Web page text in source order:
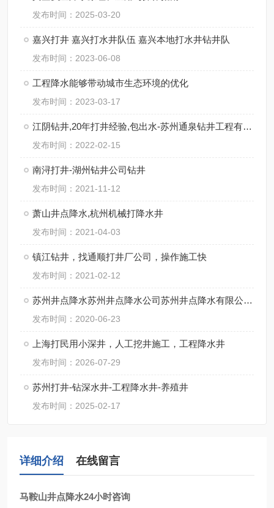
发布时间：2025-03-20
嘉兴打井 嘉兴打水井队伍 嘉兴本地打水井钻井队
发布时间：2023-06-08
工程降水能够带动城市生态环境的优化
发布时间：2023-03-17
江阴钻井,20年打井经验,包出水-苏州通泉钻井工程有限公司
发布时间：2022-02-15
南浔打井-湖州钻井公司钻井
发布时间：2021-11-12
萧山井点降水,杭州机械打降水井
发布时间：2021-04-03
镇江钻井，找通顺打井厂公司，操作施工快
发布时间：2021-02-12
苏州井点降水苏州井点降水公司苏州井点降水有限公司通泉降水公司
发布时间：2020-06-23
上海打民用小深井，人工挖井施工，工程降水井
发布时间：2026-07-29
苏州打井-钻深水井-工程降水井-养殖井
发布时间：2025-02-17
详细介绍 在线留言
马鞍山井点降水24小时咨询